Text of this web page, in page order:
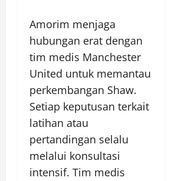
Amorim menjaga
hubungan erat dengan
tim medis Manchester
United untuk memantau
perkembangan Shaw.
Setiap keputusan terkait
latihan atau
pertandingan selalu
melalui konsultasi
intensif. Tim medis